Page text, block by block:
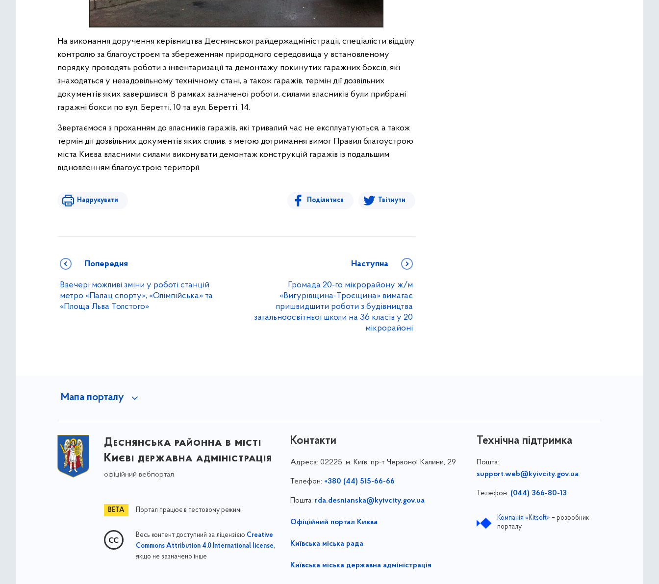
На виконання доручення керівництва Деснянської райдержадміністрації, спеціалісти відділу
контролю за благоустроєм та збереженням природного середовища у встановленому
порядку проводять роботи з інвентаризації та демонтажу покинутих гаражних боксів, які
знаходяться у незадовільному технічному стані, а також гаражів, термін дії дозвільних
документів яких завершився. В рамках зазначеної роботи, силами власників були прибрані
гаражні бокси по вул. Беретті, 10 та вул. Беретті, 14.
Звертаємося з проханням до власників гаражів, які тривалий час не експлуатуються, а також
термін дії дозвільних документів яких сплив, з метою дотримання вимог Правил благоустрою
міста Києва власними силами виконувати демонтаж конструкцій гаражів із подальшим
відновленням благоустрою території.
Надрукувати Поділитися Твітнути
Попередня
Ввечері можливі зміни у роботі станцій
метро «Палац спорту», «Олімпійська» та
«Площа Льва Толстого»
Наступна
Громада 20-го мікрорайону ж/м
«Вигурівщина-Троєщина» вимагає
пришвидшити роботи з будівництва
загальноосвітньої школи на 36 класів у 20
мікрорайоні
Мапа порталу
Деснянська районна в місті
Києві державна адміністрація
офіційний вебпортал
Портал працює в тестовому режимі
Весь контент доступний за ліцензією Creative
Commons Attribution 4.0 International license,
якщо не зазначено інше
Контакти
Адреса: 02225, м. Київ, пр-т Червоної Калини, 29
Телефон: +380 (44) 515-66-66
Пошта: rda.desnianska@kyivcity.gov.ua
Офіційний портал Києва
Київська міська рада
Київська міська державна адміністрація
Технічна підтримка
Пошта:
support.web@kyivcity.gov.ua
Телефон: (044) 366-80-13
Компанія «Kitsoft» – розробник
порталу